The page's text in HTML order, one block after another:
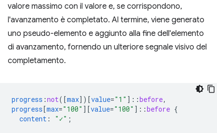
valore massimo con il valore e, se corrispondono,
l'avanzamento è completato. Al termine, viene generato
uno pseudo-elemento e aggiunto alla fine dell'elemento
di avanzamento, fornendo un ulteriore segnale visivo del
completamento.
progress :not([max])[value="1" ] ::before,
progress [max="100" ][value="100" ] ::before {
content : "✓" ;